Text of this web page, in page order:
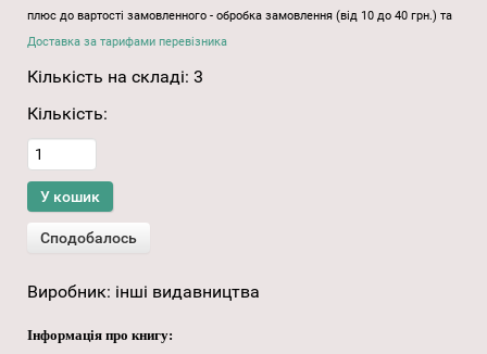
плюс до вартості замовленного - обробка замовлення (від 10 до 40 грн.) та
Доставка за тарифами перевізника
Кількість на складі: 3
Кількість:
Виробник: інші видавництва
Інформація про книгу: